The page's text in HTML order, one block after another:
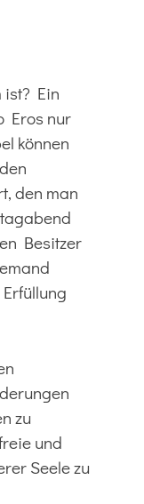
ist? Ein
Eros nur
können
den man
Besitzer
zu
und
Seele zu